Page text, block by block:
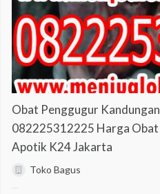
Obat Penggugur
082225312225 Harga
Apotik K24 Jakarta
Toko Bagus